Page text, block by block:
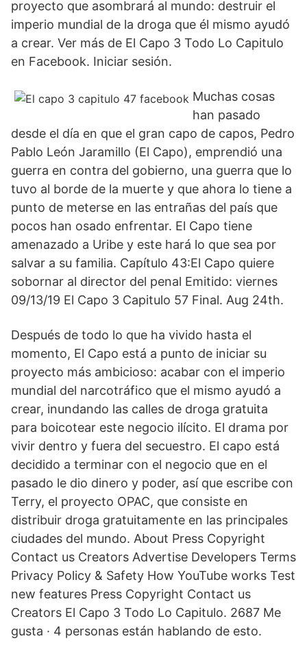
proyecto que asombrará al mundo: destruir el
imperio mundial de la droga que él mismo ayudó
a crear. Ver más de El Capo 3 Todo Lo Capitulo
en Facebook. Iniciar sesión.
Muchas cosas
han pasado
desde el día en que el gran capo de capos, Pedro
Pablo León Jaramillo (El Capo), emprendió una
guerra en contra del gobierno, una guerra que lo
tuvo al borde de la muerte y que ahora lo tiene a
punto de meterse en las entrañas del país que
pocos han osado enfrentar. El Capo tiene
amenazado a Uribe y este hará lo que sea por
salvar a su familia. Capítulo 43:El Capo quiere
sobornar al director del penal Emitido: viernes
09/13/19 El Capo 3 Capitulo 57 Final. Aug 24th.
Después de todo lo que ha vivido hasta el
momento, El Capo está a punto de iniciar su
proyecto más ambicioso: acabar con el imperio
mundial del narcotráfico que el mismo ayudó a
crear, inundando las calles de droga gratuita
para boicotear este negocio ilícito. El drama por
vivir dentro y fuera del secuestro. El capo está
decidido a terminar con el negocio que en el
pasado le dio dinero y poder, así que escribe con
Terry, el proyecto OPAC, que consiste en
distribuir droga gratuitamente en las principales
ciudades del mundo. About Press Copyright
Contact us Creators Advertise Developers Terms
Privacy Policy & Safety How YouTube works Test
new features Press Copyright Contact us
Creators El Capo 3 Todo Lo Capitulo. 2687 Me
gusta · 4 personas están hablando de esto.